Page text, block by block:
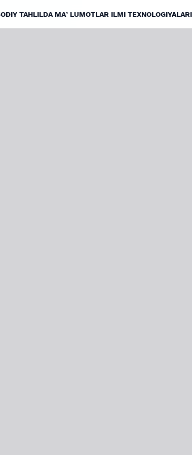
TAHLILDA MAʼLUMOTLAR ILMI